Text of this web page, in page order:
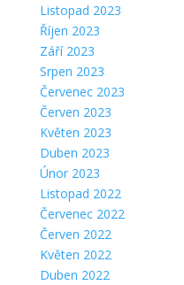
Listopad 2023
Říjen 2023
Září 2023
Srpen 2023
Červenec 2023
Červen 2023
Květen 2023
Duben 2023
Únor 2023
Listopad 2022
Červenec 2022
Červen 2022
Květen 2022
Duben 2022